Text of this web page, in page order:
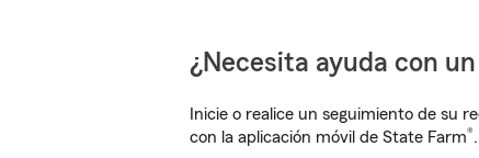
¿Necesita ayuda con
Inicie o realice un seguimiento de su
con la aplicación móvil de State Farm®.